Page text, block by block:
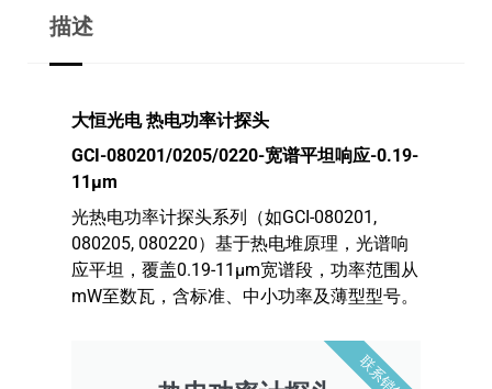
描述
大恒光电热电功率计探头
GCI-080201/0205/0220-宽谱平坦响应-0.19-
11μm
光热电功率计探头系列（如GCI-080201,
080205, 080220）基于热电堆原理，光谱响
应平坦，覆盖0.19-11μm宽谱段，功率范围从
mW至数瓦，含标准、中小功率及薄型型号。